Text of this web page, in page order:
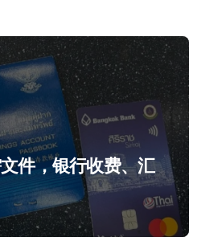
件，银行收费、汇